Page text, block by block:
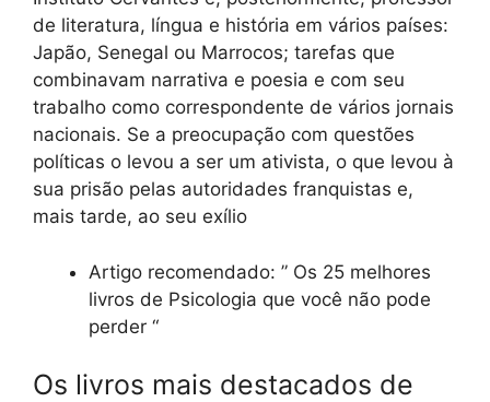
de literatura, língua e história em vários países:
Japão, Senegal ou Marrocos; tarefas que
combinavam narrativa e poesia e com seu
trabalho como correspondente de vários jornais
nacionais. Se a preocupação com questões
políticas o levou a ser um ativista, o que levou à
sua prisão pelas autoridades franquistas e,
mais tarde, ao seu exílio
Artigo recomendado: ” Os 25 melhores
livros de Psicologia que você não pode
perder “
Os livros mais destacados de